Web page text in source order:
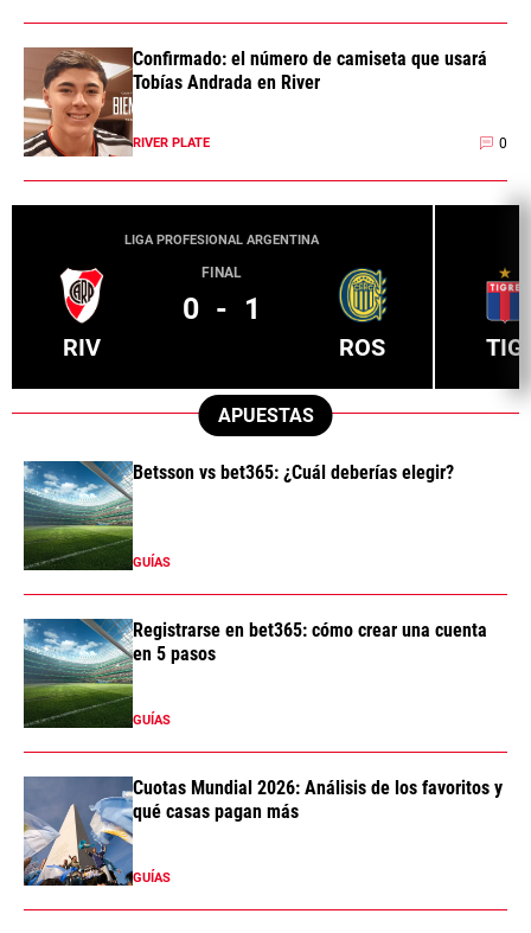
Confirmado: el número de camiseta que usará
Tobías Andrada en River
RIVER PLATE 0
LIGA PROFESIONAL ARGENTINA
RIV
FINAL
0 - 1
ROS TIG
APUESTAS
Betsson vs bet365: ¿Cuál deberías elegir?
GUÍAS
Registrarse en bet365: cómo crear una cuenta
en 5 pasos
GUÍAS
Cuotas Mundial 2026: Análisis de los favoritos y
qué casas pagan más
GUÍAS